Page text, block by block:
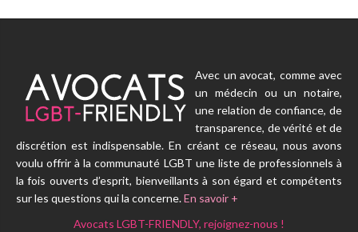
Avec un avocat, comme avec
un médecin ou un notaire,
une relation de confiance, de
transparence, de vérité et de
discrétion est indispensable. En créant ce réseau, nous avons
voulu offrir à la communauté LGBT une liste de professionnels à
la fois ouverts d’esprit, bienveillants à son égard et compétents
sur les questions qui la concerne.En savoir +
Avocats LGBT-FRIENDLY, rejoignez-nous !